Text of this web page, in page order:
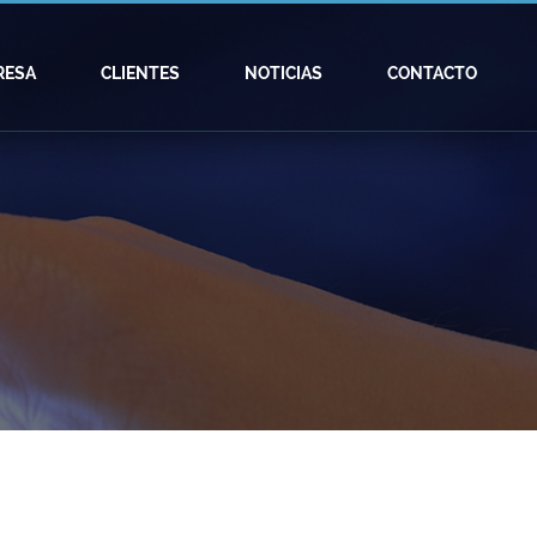
CLIENTES NOTICIAS CONTACTO